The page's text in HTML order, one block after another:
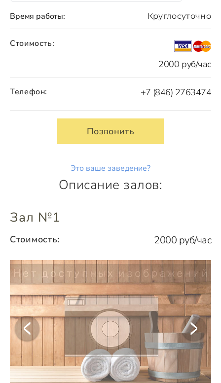
Стоимость:
2000 руб/час
Время работы: Круглосуточно
Телефон: +7 (846) 2763474
Позвонить
Это ваше заведение?
Описание залов:
Зал №1
Стоимость: 2000 руб/час